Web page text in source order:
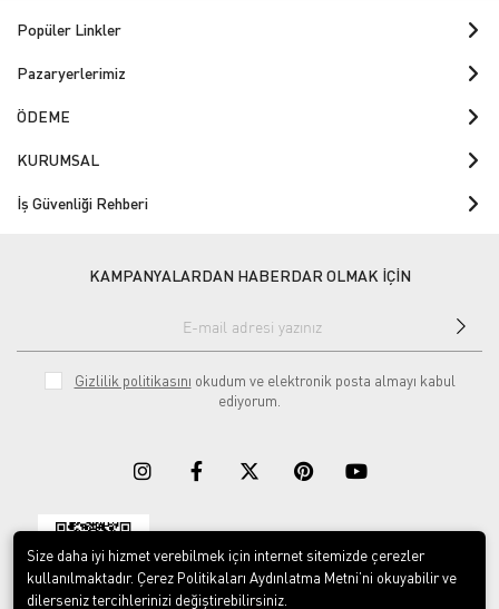
Popüler Linkler
Pazaryerlerimiz
ÖDEME
KURUMSAL
İş Güvenliği Rehberi
KAMPANYALARDAN HABERDAR OLMAK İÇİN
Gizlilik politikasını okudum ve elektronik posta almayı kabul
ediyorum.
Download on the
App Store
Download on
Google play
Size daha iyi hizmet verebilmek için internet sitemizde çerezler
kullanılmaktadır. Çerez Politikaları Aydınlatma Metni’ni okuyabilir ve
dilerseniz tercihlerinizi değiştirebilirsiniz.